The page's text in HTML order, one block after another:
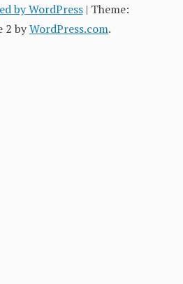
by WordPress | Theme:
2 byWordPress.com.